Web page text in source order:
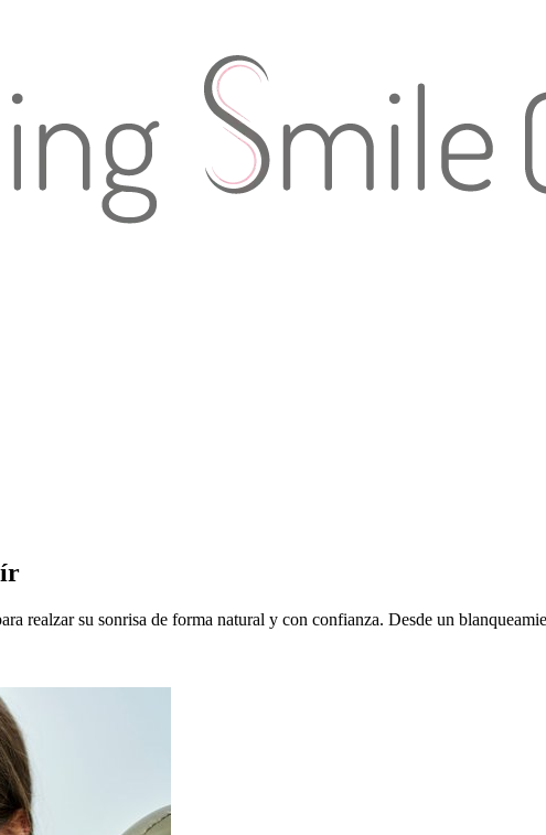
realzar su sonrisa de forma natural y con confianza. Desde un